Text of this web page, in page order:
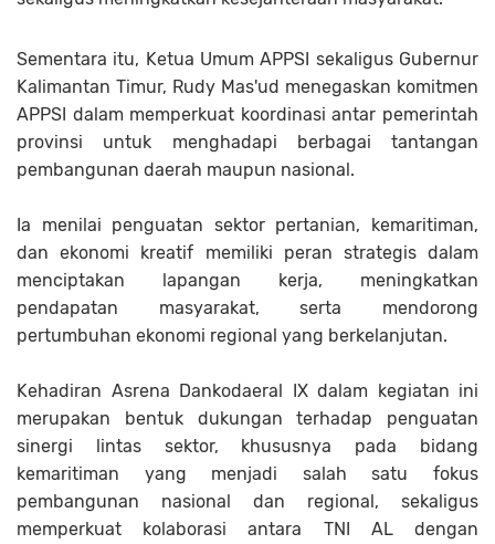
Sementara itu, Ketua Umum APPSI sekaligus Gubernur
Kalimantan Timur, Rudy Mas'ud menegaskan komitmen
APPSI dalam memperkuat koordinasi antar pemerintah
provinsi untuk menghadapi berbagai tantangan
pembangunan daerah maupun nasional.
Ia menilai penguatan sektor pertanian, kemaritiman,
dan ekonomi kreatif memiliki peran strategis dalam
menciptakan lapangan kerja, meningkatkan
pendapatan masyarakat, serta mendorong
pertumbuhan ekonomi regional yang berkelanjutan.
Kehadiran Asrena Dankodaeral IX dalam kegiatan ini
merupakan bentuk dukungan terhadap penguatan
sinergi lintas sektor, khususnya pada bidang
kemaritiman yang menjadi salah satu fokus
pembangunan nasional dan regional, sekaligus
memperkuat kolaborasi antara TNI AL dengan